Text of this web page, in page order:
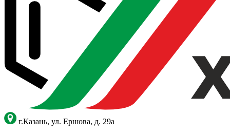
г.Казань, ул. Ершова, д. 29а